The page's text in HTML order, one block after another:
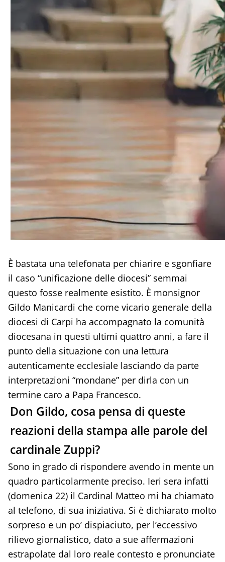
È bastata una telefonata per chiarire e sgonfiare
il caso “unificazione delle diocesi” semmai
questo fosse realmente esistito. È monsignor
Gildo Manicardi che come vicario generale della
diocesi di Carpi ha accompagnato la comunità
diocesana in questi ultimi quattro anni, a fare il
punto della situazione con una lettura
autenticamente ecclesiale lasciando da parte
interpretazioni “mondane” per dirla con un
termine caro a Papa Francesco.
Don Gildo, cosa pensa di queste
reazioni della stampa alle parole del
cardinale Zuppi?
Sono in grado di rispondere avendo in mente un
quadro particolarmente preciso. Ieri sera infatti
(domenica 22) il Cardinal Matteo mi ha chiamato
al telefono, di sua iniziativa. Si è dichiarato molto
sorpreso e un po’ dispiaciuto, per l’eccessivo
rilievo giornalistico, dato a sue affermazioni
estrapolate dal loro reale contesto e pronunciate